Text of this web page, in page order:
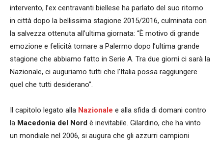
intervento, l’ex centravanti biellese ha parlato del suo ritorno
in città dopo la bellissima stagione 2015/2016, culminata con
la salvezza ottenuta all’ultima giornata: “È motivo di grande
emozione e felicità tornare a Palermo dopo l’ultima grande
stagione che abbiamo fatto in Serie A. Tra due giorni ci sarà la
Nazionale, ci auguriamo tutti che l’Italia possa raggiungere
quel che tutti desiderano”.
Il capitolo legato alla Nazionale e alla sfida di domani contro
la Macedonia del Nord è inevitabile. Gilardino, che ha vinto
un mondiale nel 2006, si augura che gli azzurri campioni